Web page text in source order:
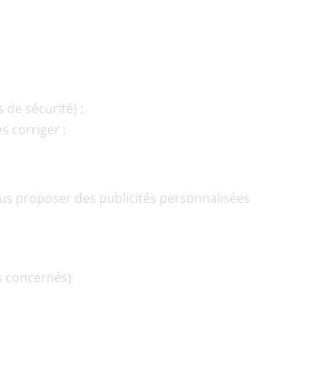
de sécurité) ;
corriger ;
proposer des publicités personnalisées